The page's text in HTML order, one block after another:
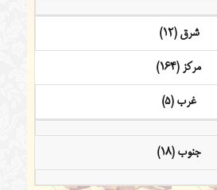
شرق (12)
مرکز (164)
غرب (5)
جنوب (18)